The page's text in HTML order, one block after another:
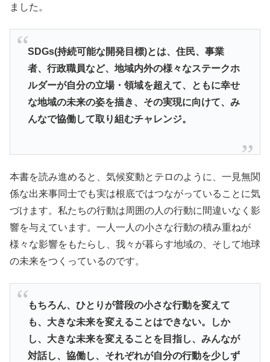
ました。
SDGs(持続可能な開発目標)とは、住民、事業
者、行政職員など、地域内外の様々なステークホ
ルダーが自分の立場・領域を超えて、ともに幸せ
な地域の未来の姿を描き、その実現に向けて、み
んなで協働して取り組むチャレンジ。
本書を読み進めると、気候変動とテロのように、一見無関
係な出来事同士でも実は根底ではつながっていることに気
づけます。私たちの行動は周囲の人の行動に間違いなく影
響を与えています。一人一人の小さな行動の積み重ねが
様々な影響をもたらし、我々が暮らす地域の、そして地球
の未来をつくっているのです。
もちろん、ひとりが普段の小さな行動を変えて
も、大きな未来を変えることはできない。しか
し、大きな未来を変えることを目指し、みんなが
対話し、協働し、それぞれが自分の行動を少しず